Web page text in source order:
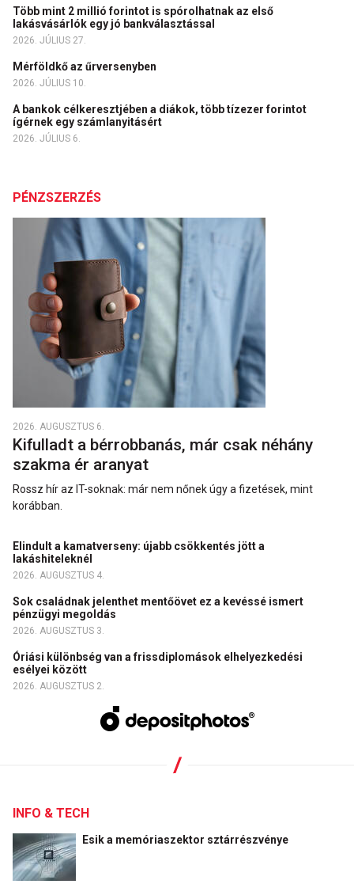
Több mint 2 millió forintot is spórolhatnak az első
lakásvásárlók egy jó bankválasztással
2026. JÚLIUS 27.
Mérföldkő az űrversenyben
2026. JÚLIUS 10.
A bankok célkeresztjében a diákok, több tízezer forintot
ígérnek egy számlanyitásért
2026. JÚLIUS 6.
PÉNZSZERZÉS
2026. AUGUSZTUS 6.
Kifulladt a bérrobbanás, már csak néhány
szakma ér aranyat
Rossz hír az IT-soknak: már nem nőnek úgy a fizetések, mint
korábban.
Elindult a kamatverseny: újabb csökkentés jött a
lakáshiteleknél
2026. AUGUSZTUS 4.
Sok családnak jelenthet mentőövet ez a kevéssé ismert
pénzügyi megoldás
2026. AUGUSZTUS 3.
Óriási különbség van a frissdiplomások elhelyezkedési
esélyei között
2026. AUGUSZTUS 2.
INFO & TECH
Esik a memóriaszektor sztárrészvénye